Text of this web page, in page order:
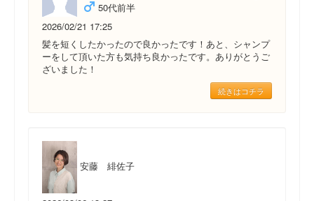
50代前半
2026/02/21 17:25
髪を短くしたかったので良かったです！あと、シャンプ
ーをして頂いた方も気持ち良かったです。ありがとうご
ざいました！
続きはコチラ
安藤 緋佐子